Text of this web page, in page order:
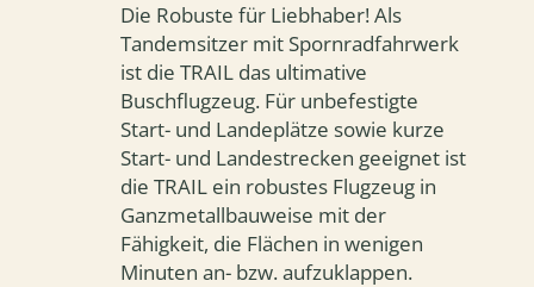
Die Robuste für Liebhaber! Als
Tandemsitzer mit Spornradfahrwerk
ist die TRAIL das ultimative
Buschflugzeug. Für unbefestigte
Start- und Landeplätze sowie kurze
Start- und Landestrecken geeignet ist
die TRAIL ein robustes Flugzeug in
Ganzmetallbauweise mit der
Fähigkeit, die Flächen in wenigen
Minuten an- bzw. aufzuklappen.